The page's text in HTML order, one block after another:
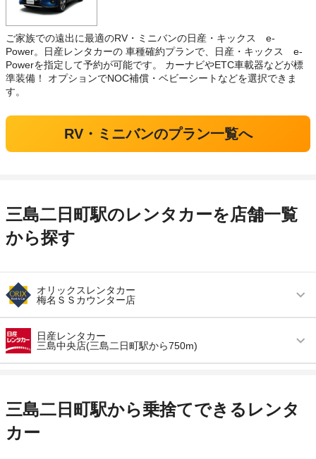
ご家族での遠出に最適のRV・ミニバンの日産・キックス e-
Power。日産レンタカーの 車種確約プランで、日産・キックス e-
Powerを指定して予約が可能です。 カーナビやETC車載器などが標
準装備！ オプションでNOC補償・ベビーシートなどを選択できま
す。
RV・ミニバンのプラン一覧へ
三島二日町駅のレンタカーを店舗一覧
から探す
オリックスレンタカー
梅名ＳＳカウンター店
営業時間
アクセス 三島二日町駅より徒歩で約20分（送迎なし）
店舗詳細 店舗詳細ページはこちら
日産レンタカー
三島中央店(三島二日町駅から750m)
アクセス 三島二日町駅より車で約10分（送迎なし）
住所
三島二日町駅から乗捨てできるレンタ
カー